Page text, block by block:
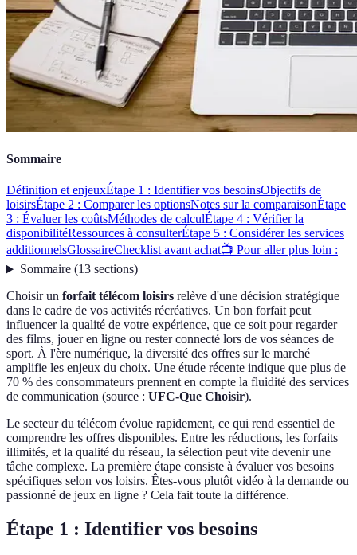
Sommaire
Définition et enjeuxÉtape 1 : Identifier vos besoinsObjectifs de
loisirsÉtape 2 : Comparer les optionsNotes sur la comparaisonÉtape
3 : Évaluer les coûtsMéthodes de calculÉtape 4 : Vérifier la
disponibilitéRessources à consulterÉtape 5 : Considérer les services
additionnelsGlossaireChecklist avant achat📺 Pour aller plus loin :
Sommaire(13 sections)
Choisir un forfait télécom loisirs relève d'une décision stratégique
dans le cadre de vos activités récréatives. Un bon forfait peut
influencer la qualité de votre expérience, que ce soit pour regarder
des films, jouer en ligne ou rester connecté lors de vos séances de
sport. À l'ère numérique, la diversité des offres sur le marché
amplifie les enjeux du choix. Une étude récente indique que plus de
70 % des consommateurs prennent en compte la fluidité des services
de communication (source : UFC-Que Choisir).
Le secteur du télécom évolue rapidement, ce qui rend essentiel de
comprendre les offres disponibles. Entre les réductions, les forfaits
illimités, et la qualité du réseau, la sélection peut vite devenir une
tâche complexe. La première étape consiste à évaluer vos besoins
spécifiques selon vos loisirs. Êtes-vous plutôt vidéo à la demande ou
passionné de jeux en ligne ? Cela fait toute la différence.
Étape 1 : Identifier vos besoins